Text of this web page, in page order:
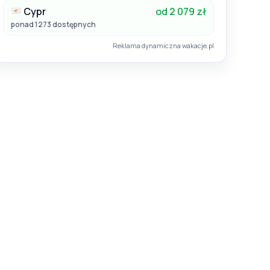
Cypr od 2 079 zł
ponad 1273 dostępnych
Reklama dynamiczna wakacje.pl